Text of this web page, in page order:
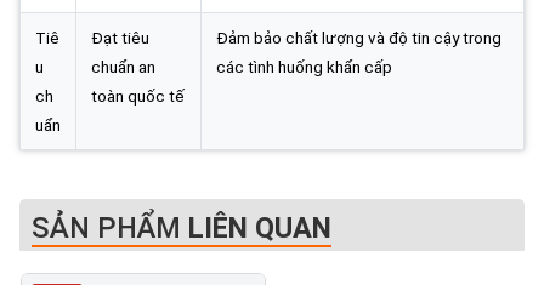
Tiê
u
ch
uẩn
Đạt tiêu
chuẩn an
toàn quốc tế
Đảm bảo chất lượng và độ tin cậy trong
các tình huống khẩn cấp
SẢN PHẨM LIÊN QUAN